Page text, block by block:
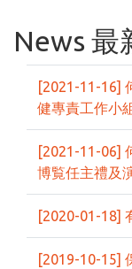
News 最
[2021-11-16]
健專責工作小
[2021-11-06]
博覧任主禮及
[2020-01-18]
[2019-10-15]